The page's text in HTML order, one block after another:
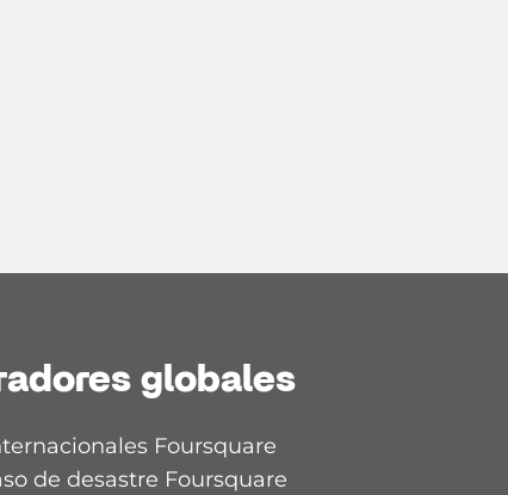
globales
Foursquare
de desastre Foursquare